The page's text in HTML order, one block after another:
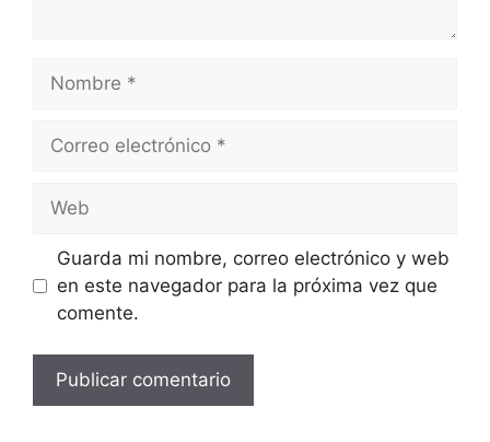
electrónico
Guarda mi nombre, correo electrónico y web
en este navegador para la próxima vez que
comente.